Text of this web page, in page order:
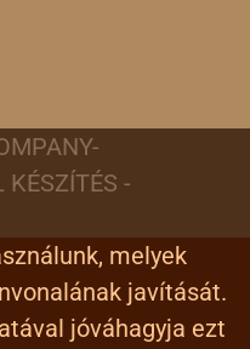
KÉSZÍTÉS -
melyek
javítását.
jóváhagyja ezt